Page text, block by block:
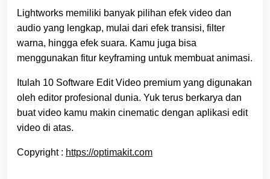
Lightworks memiliki banyak pilihan efek video dan
audio yang lengkap, mulai dari efek transisi, filter
warna, hingga efek suara. Kamu juga bisa
menggunakan fitur keyframing untuk membuat animasi.
Itulah 10 Software Edit Video premium yang digunakan
oleh editor profesional dunia. Yuk terus berkarya dan
buat video kamu makin cinematic dengan aplikasi edit
video di atas.
Copyright : https://optimakit.com